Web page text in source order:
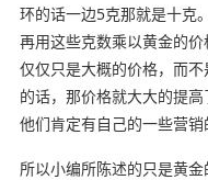
环的话一边5克那就是十克
再用这些克数乘以黄金的
仅仅只是大概的价格，而
的话，那价格就大大的提高
他们肯定有自己的一些营销
所以小编所陈述的只是黄